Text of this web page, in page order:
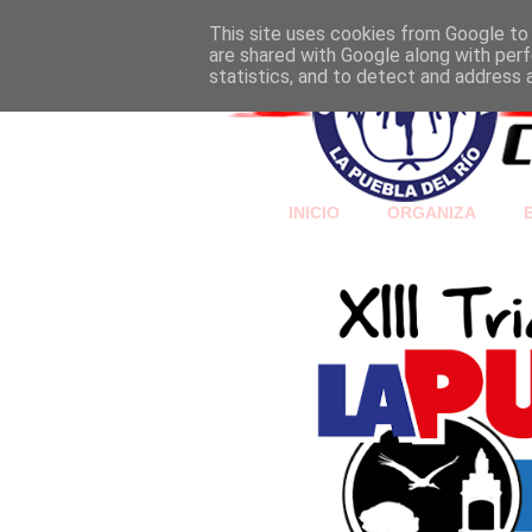
INICIO ORGANIZA
This site uses cookies from Google
are shared with Google along with
statistics, and to detect and address